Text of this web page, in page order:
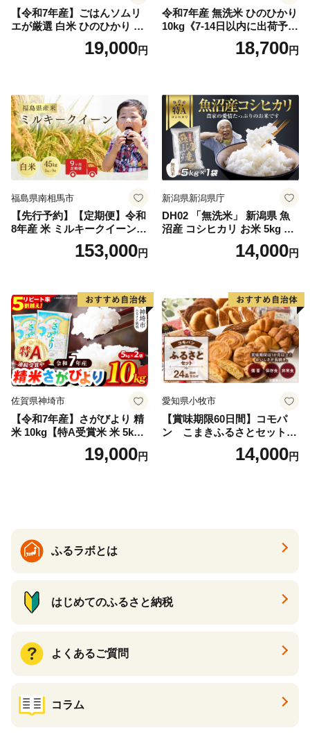
【令和7年産】ごはんソムリ
エが厳選 白米 ひのひかり 10
米 10kg 5kg×2 ひのひかり ブ
19,000円
令和7年産 無洗米 ひのひかり
10kg《7-14日以内に出荷予定
(土日祝除く)》コメ 米 無洗米
令和7年産 高レビュー｜人気
18,700円
福島県南相馬市
【先行予約】【定期便】令和
8年産 米 ミルキークイーン
白米 45kg (5kg×9回) | ミルキ
ークイーン 米5kg 福島 福島
福島県 南相馬市 cu006-ae
153,000円
新潟県新潟県庁
DH02 「無洗米」 新潟県 魚
沼産 コシヒカリ お米 5kg こ
しひかり 精米 米（お米の美
味しい炊き方ガイド付き）
14,000円
佐賀県神埼市
【令和7年産】さがびより 精
米 10kg【特A受賞米 米 5kg×
2袋 お米 コメ こめ 国産 美味
しい ブランド米 人気 ランキ
19,000円
愛知県小牧市
【賞味期限60日間】コモパ
ン こまきふるさとセット
（24個入り）／災害用備蓄
保存食 非常食 防災グッズに
14,000円
ふるラボとは
はじめてのふるさと納税
よくあるご質問
コラム